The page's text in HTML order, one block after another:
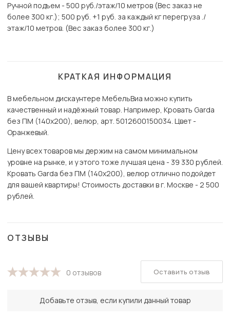
Ручной подъем - 500 руб./этаж/10 метров (Вес заказ не
более 300 кг.); 500 руб. +1 руб. за каждый кг перегруза ./
этаж/10 метров. (Вес заказ более 300 кг.)
КРАТКАЯ ИНФОРМАЦИЯ
В мебельном дискаунтере МебельВиа можно купить
качественный и надёжный товар. Например, Кровать Garda
без ПМ (140х200), велюр, арт. 5012600150034. Цвет -
Оранжевый.
Цену всех товаров мы держим на самом минимальном
уровне на рынке, и у этого тоже лучшая цена - 39 330 рублей.
Кровать Garda без ПМ (140х200), велюр отлично подойдет
для вашей квартиры! Стоимость доставки в г. Москве - 2 500
рублей.
ОТЗЫВЫ
0 отзывов
Добавьте отзыв, если купили данный товар
Оставить отзыв